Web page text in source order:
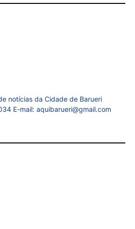
notícias da Cidade de Barueri
E-mail: aquibarueri@gmail.com